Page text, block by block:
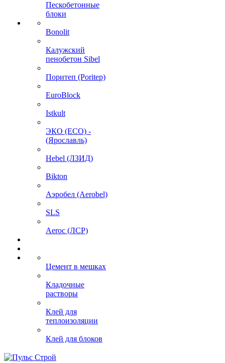
Пескобетонные
блоки
Bonolit
Калужский
пенобетон Sibel
Поритеп (Poritep)
EuroBlock
Istkult
ЭКО (ECO) -
(Ярославль)
Hebel (ЛЗИД)
Bikton
Аэробел (Aerobel)
SLS
Aeroc (ЛСР)
Цемент в мешках
Кладочные
растворы
Клей для
теплоизоляции
Клей для блоков